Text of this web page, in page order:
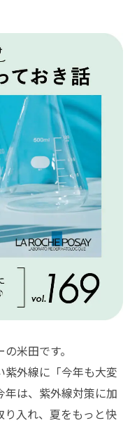
米田です。
外線に「今年も大変
は、紫外線対策に加
り入れ、夏をもっと快